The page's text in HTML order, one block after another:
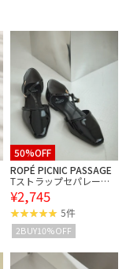
50%OFF
ROPÉ PICNIC PASSAGE
Tストラップセパレート
パンプス
¥2,745
5件
2BUY10%OFF